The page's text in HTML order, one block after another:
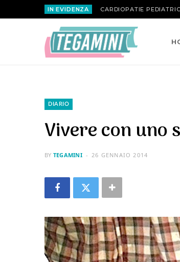
IN EVIDENZA MARIA ATTANASIO | LA
DIARIO
Vivere con uno
BY TEGAMINI 26 GENNAIO 2014